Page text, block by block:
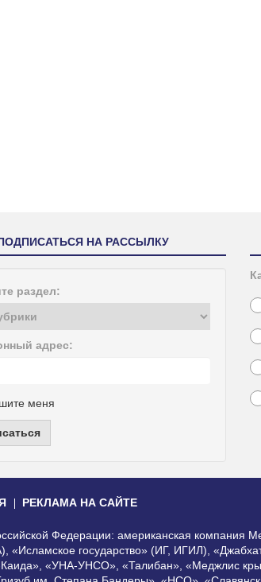
НА РАССЫЛКУ
раздел:
адрес:
меня
РЕКЛАМА НА САЙТЕ
Федерации: американская компания
«Исламское государство» (ИГ, ИГИЛ),
«УНА-УНСО», «Талибан», «Меджлис